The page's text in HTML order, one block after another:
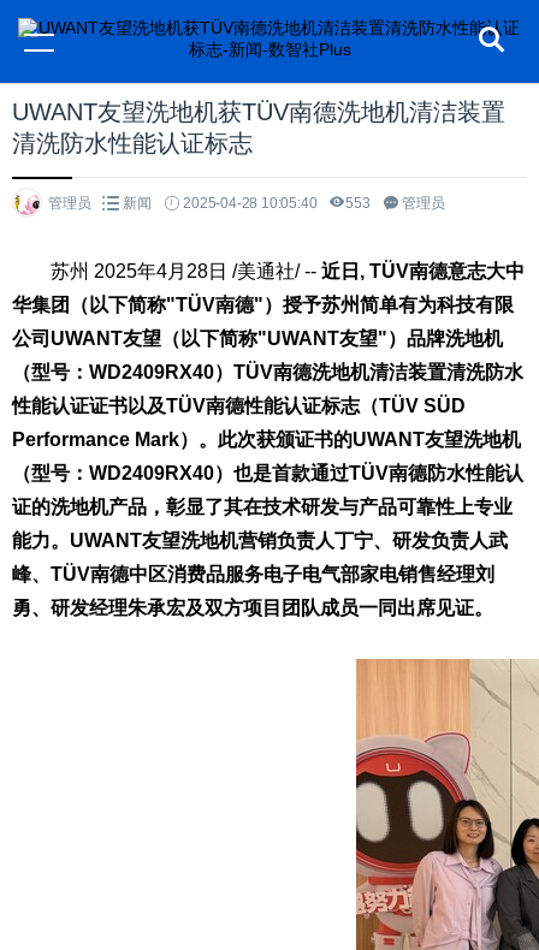
UWANT友望洗地机获TÜV南德洗地机清洁装置
清洗防水性能认证标志
管理员 新闻 2025-04-28 10:05:40 553 管理员
苏州 2025年4月28日 /美通社/ -- 近日 , TÜV南德意志大中
华集团（以下简称"TÜV南德"）授予苏州简单有为科技有限
公司 UWANT友望（以下简称"UWANT友望"）品牌洗地机
（型号： WD2409RX40） TÜV南德洗地机清洁装置清洗防水
性能认证证书以及TÜV南德性能认证标志 （TÜV SÜD
Performance Mark）。此次获颁证书的UWANT友望洗地机
（型号： WD2409RX40）也是首款通过TÜV南德防水性能认
证的洗地机产品，彰显了其在技术研发与产品可靠性上专业
能力。 UWANT友望洗地机营销负责人丁宁、研发负责人武
峰、 TÜV南德中区消费品服务电子电气部家电销售经理刘
勇、研发经理朱承宏及双方项目团队成员一同出席见证。